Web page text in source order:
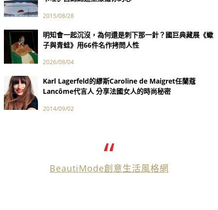
2015/08/28
明知會一起沉沒，為何還是刺下那一針？國巨典藏展《蠍
子與青蛙》用66件名作拷問人性
2026/08/04
Karl Lagerfeld的繆斯Caroline de Maigret任蘭蔻
Lancôme代言人 分享法國女人的時尚秘密
2014/09/02
BeautiMode創意生活風格網